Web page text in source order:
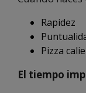
Rapidez
Pizza
El tiempo